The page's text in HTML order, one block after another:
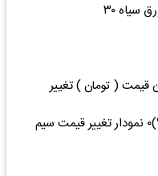
سیاه ۳۰
قیمت ( تومان ) تغییر
سیم آرماتور - ۳ و ۴ - ۴۸,۰۰۰ (۰.۰۰%)۰ نمودار تغییر قیمت سیم